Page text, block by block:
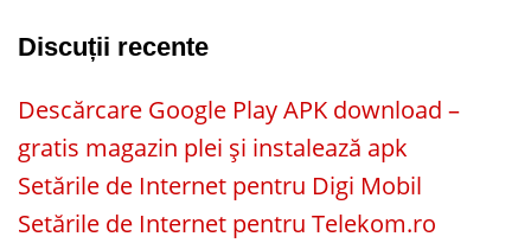
Discuții recente
Descărcare Google Play APK download –
gratis magazin plei și instalează apk
Setările de Internet pentru Digi Mobil
Setările de Internet pentru Telekom.ro